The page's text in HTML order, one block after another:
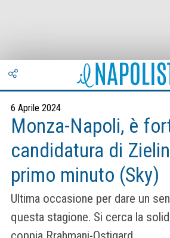
6 Aprile 2024
Monza-Napoli, è
candidatura di
primo minuto (Sky)
Ultima occasione per dare un
questa stagione. Si cerca la